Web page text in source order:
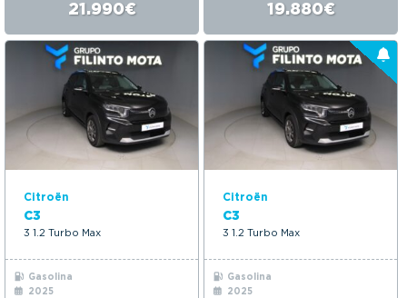
21.990€ 19.880€
Citroën
C3
3 1.2 Turbo Max
Gasolina
2025
Citroën
C3
3 1.2 Turbo Max
Gasolina
2025